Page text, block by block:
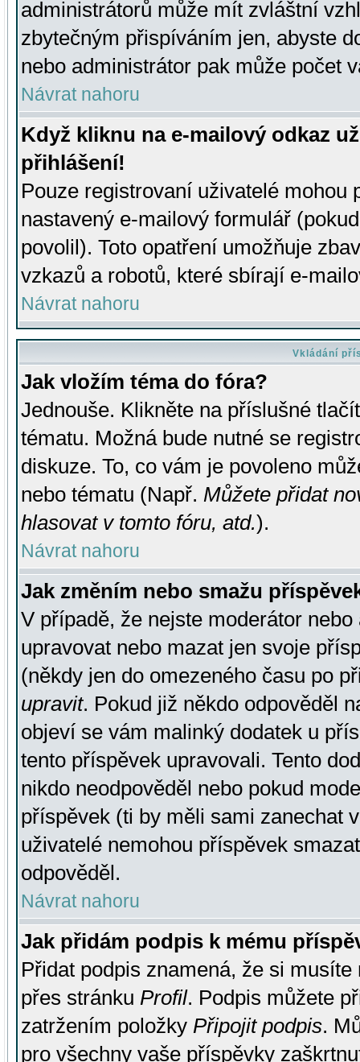
administrátorů může mít zvláštní
zbytečným přispíváním jen, abyste
nebo administrátor pak může počet
Návrat nahoru
Když kliknu na e-mailový odkaz
přihlášení!
Pouze registrovaní uživatelé mohou
nastavený e-mailový formulář
povolil). Toto opatření umožňuje
vzkazů a robotů, které sbírají e-
Návrat nahoru
Vkládání
Jak vložím téma do fóra?
Jednouše. Klikněte na příslušné
tématu. Možná bude nutné se
diskuze. To, co vám je povoleno
nebo tématu (Např. Můžete přidat
hlasovat v tomto fóru, atd.).
Návrat nahoru
Jak změním nebo smažu
V případě, že nejste moderátor
upravovat nebo mazat jen svoje
(někdy jen do omezeného času po
upravit. Pokud již někdo odpověděl
objeví se vám malinký dodatek u
tento příspěvek upravovali. Tento
nikdo neodpověděl nebo pokud
příspěvek (ti by měli sami zanechat
uživatelé nemohou příspěvek
odpověděl.
Návrat nahoru
Jak přidám podpis k mému
Přidat podpis znamená, že si
přes stránku Profil. Podpis můžete
zatržením položky Připojit podpis.
pro všechny vaše příspěvky